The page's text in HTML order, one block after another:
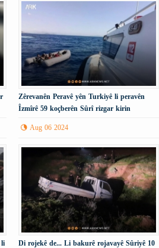
Zêrevanên Peravê yên Turkiyê li peravên
Îzmîrê 59 koçberên Sûrî rizgar kirin
Aug 06 2024
Di rojekê de... Li bakurê rojavayê Sûriyê 10